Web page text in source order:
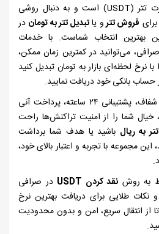
تتر (USDT) است و به دنبال روشی
فروش تترو یاتبدیل تتر به تومان در
بهترین انتخاب شماست. با خدمات
می‌توانید در کمترین زمان ممکن،
نرخ لحظه‌ای بازار به تومان تبدیل کنید
بانکی خود دریافت نمایید.
پشتیبانی ۲۴ ساعته، پرداخت آنی
شما را از امنیت تراکنش‌ها راحت
به ریال باشید یا هدف شما برداشت
مجموعه با تجربه و اعتبار بالای خود،
به روش نقد کردن USDT در صرافی
نکات طلایی برای دریافت بهترین نرخ
از انتقال سریع، امن و بدون محدودیت